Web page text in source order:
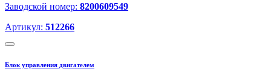
Заводской номер: 8200609549
Артикул: 512266
Блок управления двигателем